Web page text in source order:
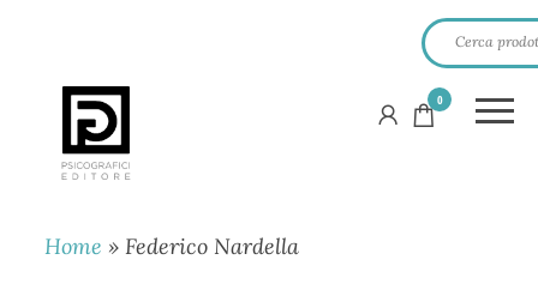
PSICOGRAFICI
EDITORE
0
Home »Federico Nardella